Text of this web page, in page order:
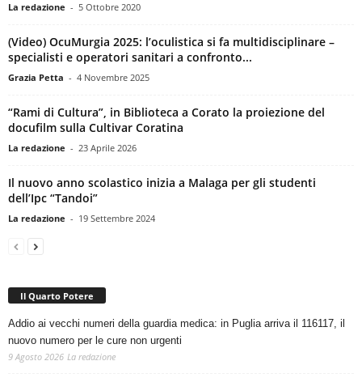
La redazione - 5 Ottobre 2020
(Video) OcuMurgia 2025: l’oculistica si fa multidisciplinare –
specialisti e operatori sanitari a confronto...
Grazia Petta - 4 Novembre 2025
“Rami di Cultura”, in Biblioteca a Corato la proiezione del
docufilm sulla Cultivar Coratina
La redazione - 23 Aprile 2026
Il nuovo anno scolastico inizia a Malaga per gli studenti
dell’Ipc “Tandoi”
La redazione - 19 Settembre 2024
Il Quarto Potere
Addio ai vecchi numeri della guardia medica: in Puglia arriva il 116117, il
nuovo numero per le cure non urgenti
9 Agosto 2026 La redazione